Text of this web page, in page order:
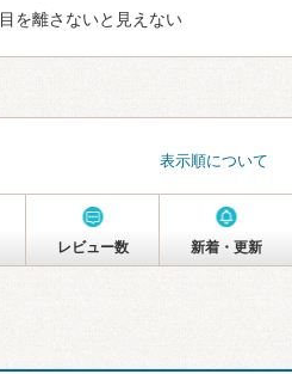
を離さないと見えない
表示順について
レビュー数 新着・更新